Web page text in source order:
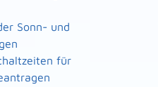
Sonn- und
für